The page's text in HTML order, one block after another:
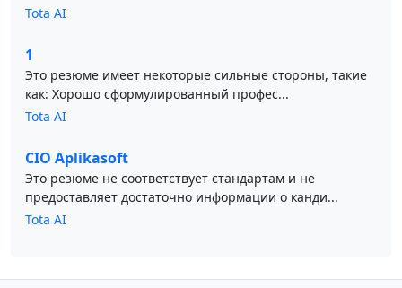
Tota AI
1
Это резюме имеет некоторые сильные стороны, такие
как: Хорошо сформулированный профес...
Tota AI
CIO Aplikasoft
Это резюме не соответствует стандартам и не
предоставляет достаточно информации о канди...
Tota AI